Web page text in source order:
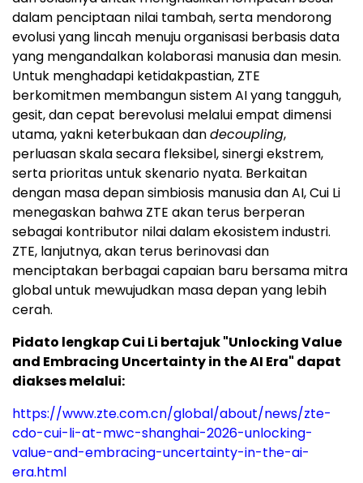
dalam penciptaan nilai tambah, serta mendorong
evolusi yang lincah menuju organisasi berbasis data
yang mengandalkan kolaborasi manusia dan mesin.
Untuk menghadapi ketidakpastian, ZTE
berkomitmen membangun sistem AI yang tangguh,
gesit, dan cepat berevolusi melalui empat dimensi
utama, yakni keterbukaan dandecoupling,
perluasan skala secara fleksibel, sinergi ekstrem,
serta prioritas untuk skenario nyata. Berkaitan
dengan masa depan simbiosis manusia dan AI, Cui Li
menegaskan bahwa ZTE akan terus berperan
sebagai kontributor nilai dalam ekosistem industri.
ZTE, lanjutnya, akan terus berinovasi dan
menciptakan berbagai capaian baru bersama mitra
global untuk mewujudkan masa depan yang lebih
cerah.
Pidato lengkap Cui Li bertajuk "Unlocking Value
and Embracing Uncertainty in the AI Era" dapat
diakses melalui:
https://www.zte.com.cn/global/about/news/zte-
cdo-cui-li-at-mwc-shanghai-2026-unlocking-
value-and-embracing-uncertainty-in-the-ai-
era.html